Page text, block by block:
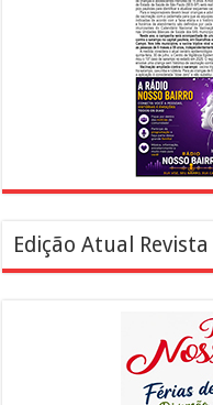
Edição Atual Revista